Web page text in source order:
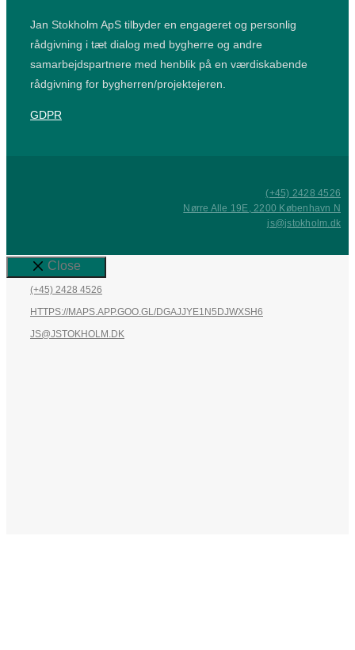
Jan Stokholm ApS tilbyder en engageret og personlig
rådgivning i tæt dialog med bygherre og andre
samarbejdspartnere med henblik på en værdiskabende
rådgivning for bygherren/projektejeren.
GDPR
(+45) 2428 4526
Nørre Alle 19E, 2200 København N
js@jstokholm.dk
Close
(+45) 2428 4526
HTTPS://MAPS.APP.GOO.GL/DGAJJYE1N5DJWXSH6
JS@JSTOKHOLM.DK